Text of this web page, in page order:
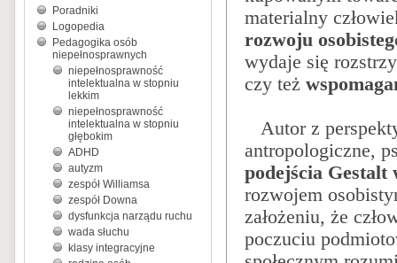
Poradniki
Logopedia
Pedagogika osób
niepełnosprawnych
niepełnosprawność
intelektualna w stopniu
lekkim
niepełnosprawność
intelektualna w stopniu
głębokim
ADHD
autyzm
zespół Williamsa
zespół Downa
dysfunkcja narządu ruchu
wada słuchu
klasy integracyjne
materialny
rozwoju
wydaje się
czy też
Autor z
antropologiczne,
podejścia Gestalt
rozwojem
założeniu, że
poczuciu